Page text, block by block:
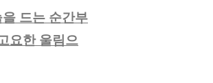
을 드는 순간부
요한 울림으